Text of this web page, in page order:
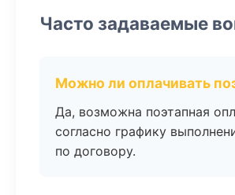
Часто задаваемые
Можно ли оплачивать
Да, возможна поэтапная
согласно графику
по договору.